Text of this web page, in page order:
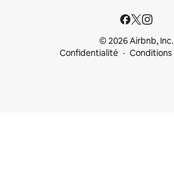
© 2026 Airbnb, Inc.
Confidentialité
Conditions